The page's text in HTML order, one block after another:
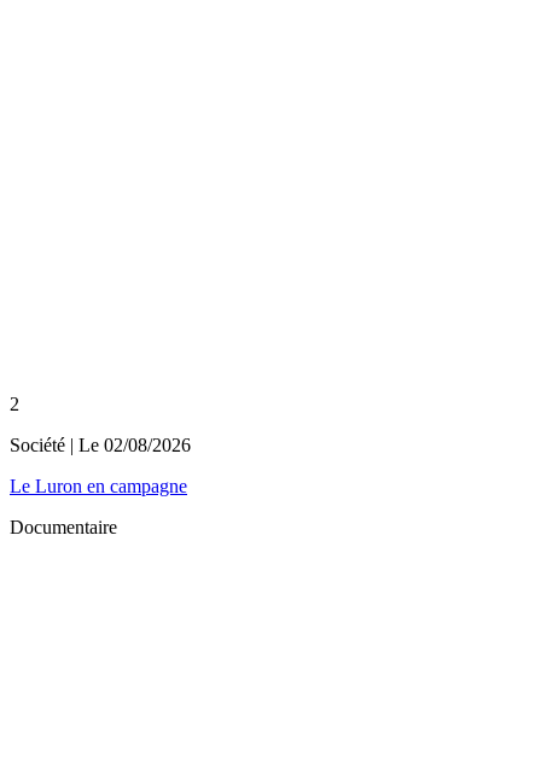
2
Société | Le 02/08/2026
Le Luron en campagne
Documentaire